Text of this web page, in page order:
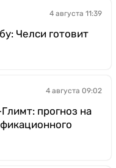
4 августа 11:39
Челси готовит
4 августа 09:02
прогноз на